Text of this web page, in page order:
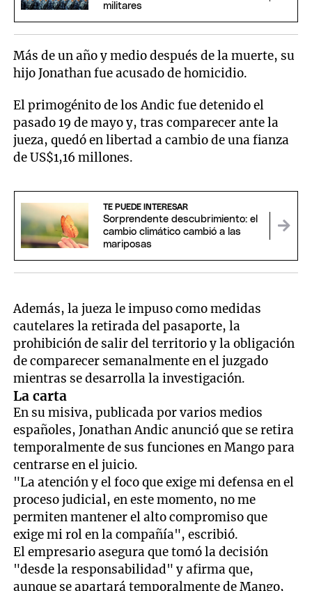
militares
Más de un año y medio después de la muerte, su
hijo Jonathan fue acusado de homicidio.
El primogénito de los Andic fue detenido el
pasado 19 de mayo y, tras comparecer ante la
jueza, quedó en libertad a cambio de una fianza
de US$1,16 millones.
TE PUEDE INTERESAR
Sorprendente descubrimiento: el
cambio climático cambió a las
mariposas
Además, la jueza le impuso como medidas
cautelares la retirada del pasaporte, la
prohibición de salir del territorio y la obligación
de comparecer semanalmente en el juzgado
mientras se desarrolla la investigación.
La carta
En su misiva, publicada por varios medios
españoles, Jonathan Andic anunció que se retira
temporalmente de sus funciones en Mango para
centrarse en el juicio.
"La atención y el foco que exige mi defensa en el
proceso judicial, en este momento, no me
permiten mantener el alto compromiso que
exige mi rol en la compañía", escribió.
El empresario asegura que tomó la decisión
"desde la responsabilidad" y afirma que,
aunque se apartará temporalmente de Mango,